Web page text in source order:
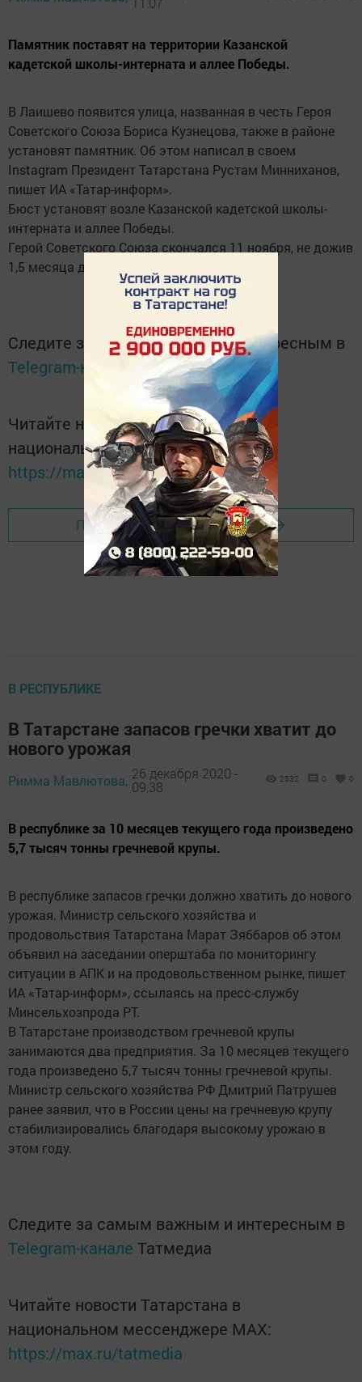
Памятник поставят на территории Казанской
кадетской школы-интерната и аллее Победы.
В Лаишево появится улица, названная в честь Героя
Советского Союза Бориса Кузнецова, также в районе
установят памятник. Об этом написал в своем
Instagram Президент Татарстана Рустам Минниханов,
пишет ИА «Татар-информ».
Бюст установят возле Казанской кадетской школы-
интерната и аллее Победы.
Герой Советского Союза скончался 11 ноября, не дожив
1,5 месяца до своего 95-летия.​ ​
Следите за самым важным и интересным в
Telegram-канале
Татмедиа
Читайте новости Татарстана в
национальном мессенджере MАХ:
https://max.ru/tatmedia
Перейти на страницу новости
В РЕСПУБЛИКЕ
В Татарстане запасов гречки хватит до
нового урожая
Римма Мавлютова, 26 декабря 2020 -
09:38
2532 0 0
В республике за 10 месяцев текущего года произведено
5,7 тысяч тонны гречневой крупы.
В республике запасов гречки должно хватить до нового
урожая. Министр сельского хозяйства и
продовольствия Татарстана Марат Зяббаров об этом
объявил на заседании оперштаба по мониторингу
ситуации в АПК и на продовольственном рынке, пишет
ИА «Татар-информ», ссылаясь на пресс-службу
Минсельхозпрода РТ.
В Татарстане производством гречневой крупы
занимаются два предприятия. За 10 месяцев текущего
года произведено 5,7 тысяч тонны гречневой крупы.
Министр сельского хозяйства РФ Дмитрий Патрушев
ранее заявил, что в России цены на гречневую крупу
стабилизировались благодаря высокому урожаю в
этом году.
Следите за самым важным и интересным в
Telegram-канале Татмедиа
Читайте новости Татарстана в
национальном мессенджере MАХ:
https://max.ru/tatmedia